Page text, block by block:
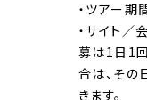
・ツアー期
・サイト／
募は1日1
合は、その
きます。